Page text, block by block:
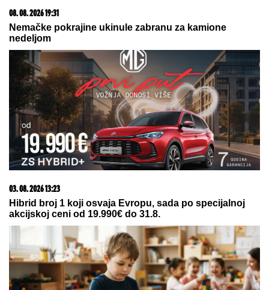
08. 08. 2026 19:31
Nemačke pokrajine ukinule zabranu za kamione
nedeljom
03. 08. 2026 13:23
Hibrid broj 1 koji osvaja Evropu, sada po specijalnoj
akcijskoj ceni od 19.990€ do 31.8.